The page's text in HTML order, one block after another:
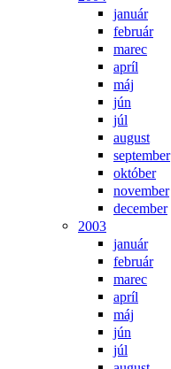
január
február
marec
apríl
máj
jún
júl
august
september
október
november
december
2003
január
február
marec
apríl
máj
jún
júl